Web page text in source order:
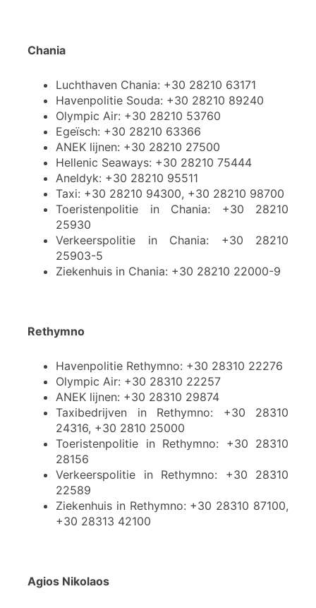
Chania
Luchthaven Chania: +30 28210 63171
Havenpolitie Souda: +30 28210 89240
Olympic Air: +30 28210 53760
Egeïsch: +30 28210 63366
ANEK lijnen: +30 28210 27500
Hellenic Seaways: +30 28210 75444
Aneldyk: +30 28210 95511
Taxi: +30 28210 94300, +30 28210 98700
Toeristenpolitie in Chania: +30 28210
25930
Verkeerspolitie in Chania: +30 28210
25903-5
Ziekenhuis in Chania: +30 28210 22000-9
Rethymno
Havenpolitie Rethymno: +30 28310 22276
Olympic Air: +30 28310 22257
ANEK lijnen: +30 28310 29874
Taxibedrijven in Rethymno: +30 28310
24316, +30 2810 25000
Toeristenpolitie in Rethymno: +30 28310
28156
Verkeerspolitie in Rethymno: +30 28310
22589
Ziekenhuis in Rethymno: +30 28310 87100,
+30 28313 42100
Agios Nikolaos